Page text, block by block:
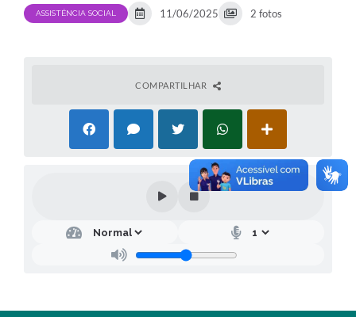
ASSISTÊNCIA SOCIAL 11/06/2025 2 fotos
COMPARTILHAR